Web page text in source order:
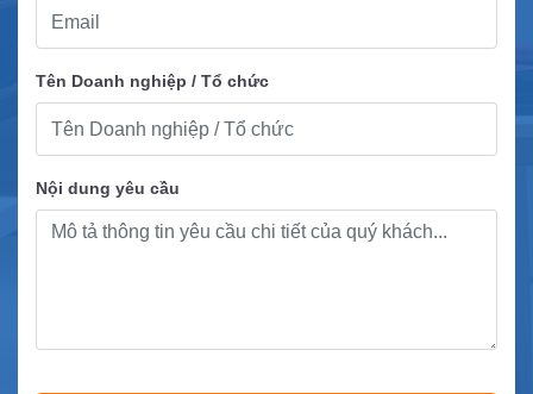
Tên Doanh nghiệp / Tổ chức
Nội dung yêu cầu